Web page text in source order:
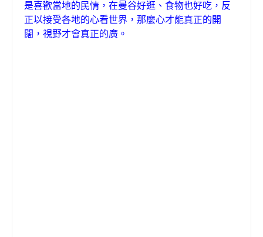
是喜歡當地的民情，在曼谷好逛、食物也好吃，反
正以接受各地的心看世界，那麼心才能真正的開
闊，視野才會真正的廣。